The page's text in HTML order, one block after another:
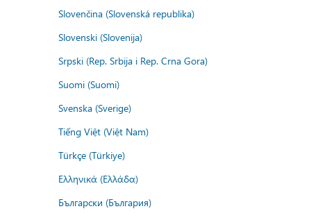
Slovenčina (Slovenská republika)
Slovenski (Slovenija)
Srpski (Rep. Srbija i Rep. Crna Gora)
Suomi (Suomi)
Svenska (Sverige)
Tiếng Việt (Việt Nam)
Türkçe (Türkiye)
Ελληνικά (Ελλάδα)
Български (България)